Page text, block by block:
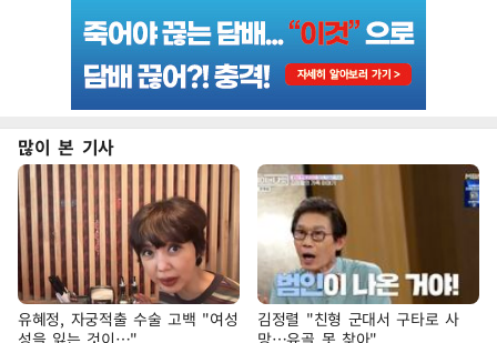
많이 본 기사
유혜정, 자궁적출 수술 고백 "여성
성을 잃는 것이…"
김정렬 "친형 군대서 구타로 사
망…유골 못 찾아"